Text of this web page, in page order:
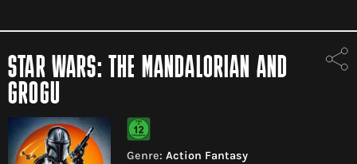
STAR WARS: THE MANDALORIAN AND
GROGU
Genre: Action Fantasy